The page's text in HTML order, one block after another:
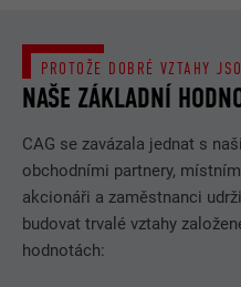
NAŠE ZÁKLADNÍ
PROTOŽE DOBRÉ VZTAHY
CAG se zavázala jednat s
obchodními partnery,
akcionáři a zaměstnanci
budovat trvalé vztahy
hodnotách: